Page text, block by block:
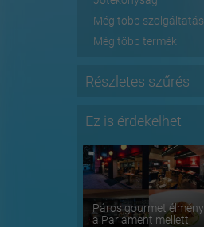
Még több szolgáltatás
Még több termék
Részletes szűrés
Ez is érdekelhet
Páros gourmet élmény
a Parlament mellett